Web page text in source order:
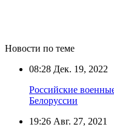
Новости по теме
08:28 Дек. 19, 2022
Российские
Белоруссии
19:26 Авг. 27, 2021